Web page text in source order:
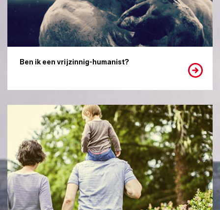
Ben ik een vrijzinnig-humanist?